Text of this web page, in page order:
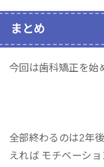
まとめ
今回は歯科矯正を始
全部終わるのは2年
えれば モチベーシ